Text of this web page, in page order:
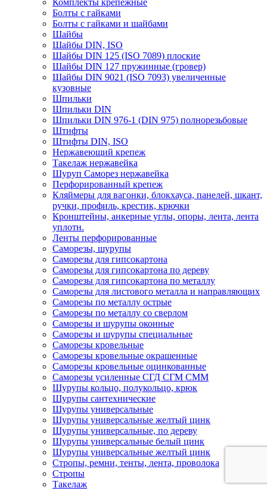
Комплекты крепежные
Болты с гайками
Болты с гайками и шайбами
Шайбы
Шайбы DIN, ISO
Шайбы DIN 125 (ISO 7089) плоские
Шайбы DIN 127 пружинные (гровер)
Шайбы DIN 9021 (ISO 7093) увеличенные
кузовные
Шпильки
Шпильки DIN
Шпильки DIN 976-1 (DIN 975) полнорезьбовые
Штифты
Штифты DIN, ISO
Нержавеющий крепеж
Такелаж нержавейка
Шуруп Саморез нержавейка
Перфорированный крепеж
Кляймеры для вагонки, блокхауса, панелей, шкант,
ручки, профиль, крестик, крючки
Кронштейны, анкерные углы, опоры, лента, лента
уплотн.
Ленты перфорированные
Саморезы, шурупы
Саморезы для гипсокартона
Саморезы для гипсокартона по дереву
Саморезы для гипсокартона по металлу
Саморезы для листового металла и направляющих
Саморезы по металлу острые
Саморезы по металлу со сверлом
Саморезы и шурупы оконные
Саморезы и шурупы специальные
Саморезы кровельные
Саморезы кровельные окрашенные
Саморезы кровельные оцинкованные
Саморезы усиленные СГД СГМ СММ
Шурупы кольцо, полукольцо, крюк
Шурупы сантехнические
Шурупы универсальные
Шурупы универсальные желтый цинк
Шурупы универсальные, по дереву
Шурупы универсальные белый цинк
Шурупы универсальные желтый цинк
Стропы, ремни, тенты, лента, проволока
Стропы
Такелаж